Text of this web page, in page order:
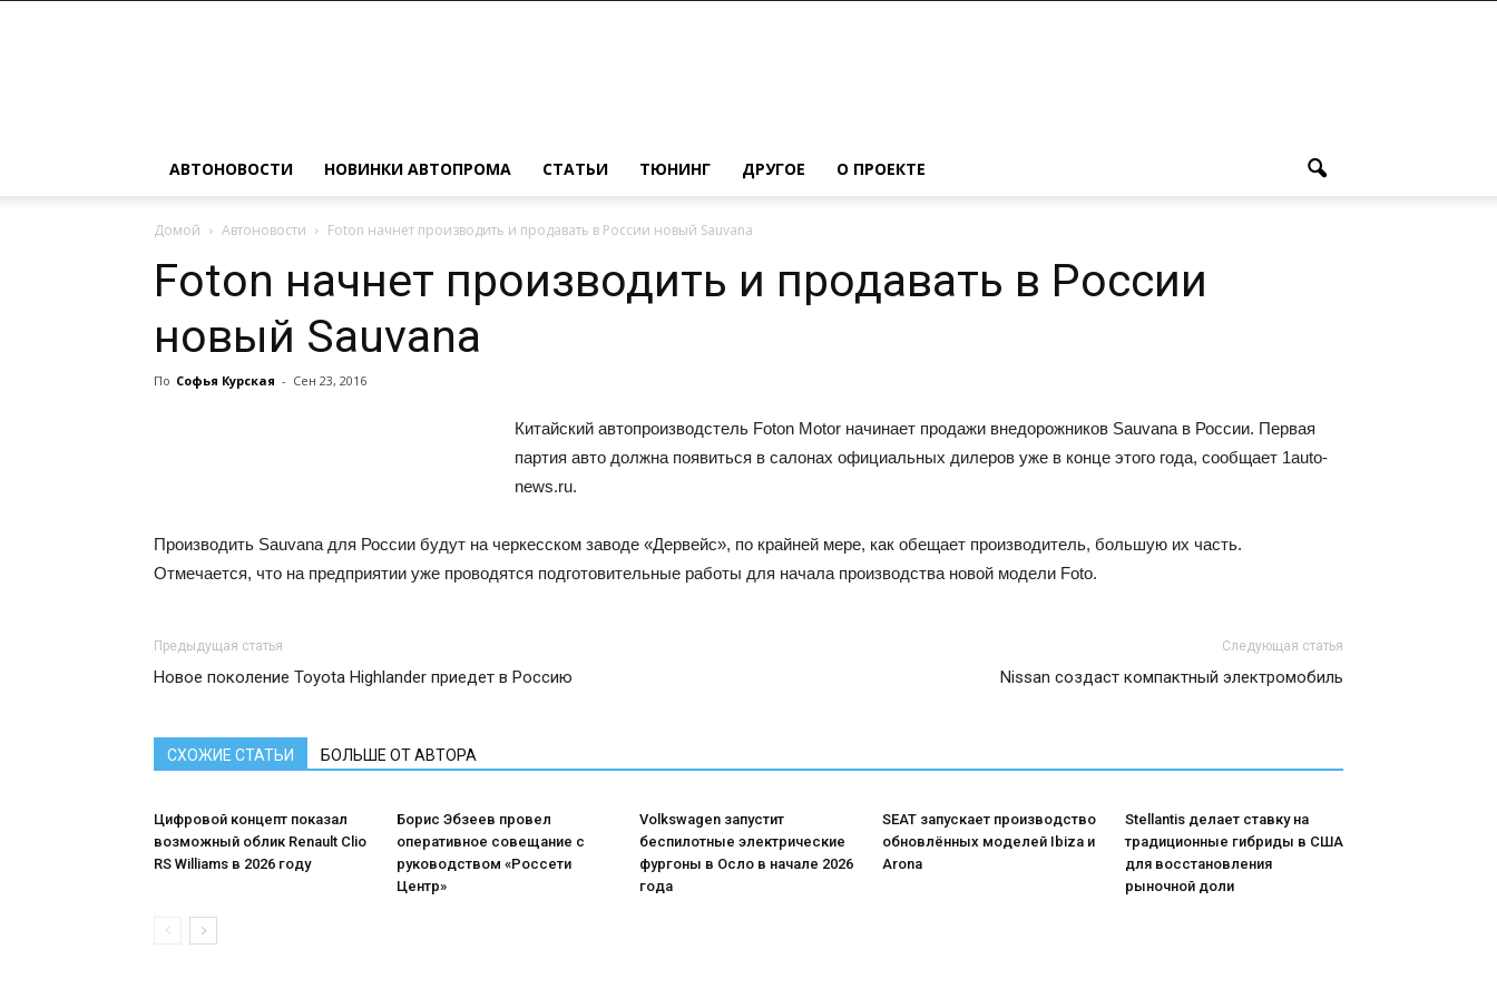
АВТОНОВОСТИ НОВИНКИ АВТОПРОМА СТАТЬИ ТЮНИНГ ДРУГОЕ О ПРОЕКТЕ
Домой Автоновости Foton начнет производить и продавать в России новый Sauvana
Foton начнет производить и продавать в России
новый Sauvana
По Софья Курская - Сен 23, 2016
Китайский автопроизводстель Foton Motor начинает продажи внедорожников Sauvana в России. Первая
партия авто должна появиться в салонах официальных дилеров уже в конце этого года, сообщает 1auto-
news.ru.
Производить Sauvana для России будут на черкесском заводе «Дервейс», по крайней мере, как обещает производитель, большую их часть.
Отмечается, что на предприятии уже проводятся подготовительные работы для начала производства новой модели Foto.
Предыдущая статья
Новое поколение Toyota Highlander приедет в Россию
Следующая статья
Nissan создаст компактный электромобиль
СХОЖИЕ СТАТЬИ БОЛЬШЕ ОТ АВТОРА
Цифровой концепт показал
возможный облик Renault Clio
RS Williams в 2026 году
Борис Эбзеев провел
оперативное совещание с
руководством «Россети
Центр»
Volkswagen запустит
беспилотные электрические
фургоны в Осло в начале 2026
года
SEAT запускает производство
обновлённых моделей Ibiza и
Arona
Stellantis делает ставку на
традиционные гибриды в США
для восстановления
рыночной доли